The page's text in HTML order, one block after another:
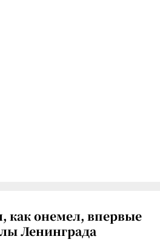
как онемел, впервые
Ленинграда